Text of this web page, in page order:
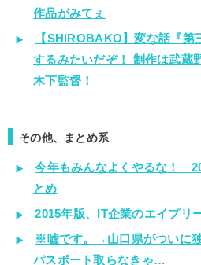
作品がみてぇ
【SHIROBAKO】変な話『
するみたいだぞ！ 制作は武蔵
木下監督！
その他、まとめ系
今年もみんなよくやるな！
とめ
2015年版、IT企業のエイプリ
※嘘です。→山口県がついに
パスポート取らなきゃ…